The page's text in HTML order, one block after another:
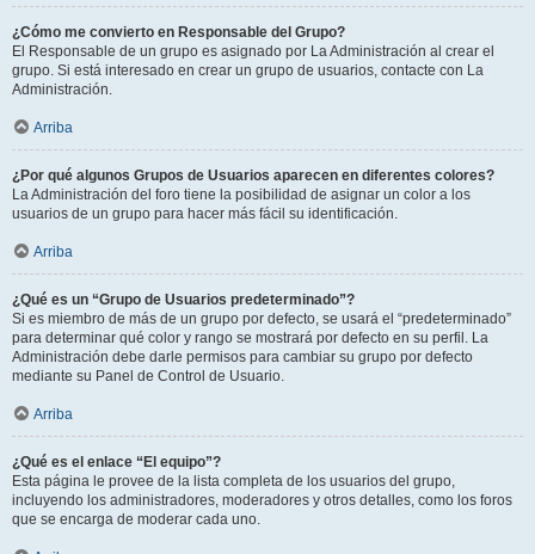
¿Cómo me convierto en Responsable del Grupo?
El Responsable de un grupo es asignado por La Administración al crear el
grupo. Si está interesado en crear un grupo de usuarios, contacte con La
Administración.
Arriba
¿Por qué algunos Grupos de Usuarios aparecen en diferentes colores?
La Administración del foro tiene la posibilidad de asignar un color a los
usuarios de un grupo para hacer más fácil su identificación.
Arriba
¿Qué es un “Grupo de Usuarios predeterminado”?
Si es miembro de más de un grupo por defecto, se usará el “predeterminado”
para determinar qué color y rango se mostrará por defecto en su perfil. La
Administración debe darle permisos para cambiar su grupo por defecto
mediante su Panel de Control de Usuario.
Arriba
¿Qué es el enlace “El equipo”?
Esta página le provee de la lista completa de los usuarios del grupo,
incluyendo los administradores, moderadores y otros detalles, como los foros
que se encarga de moderar cada uno.